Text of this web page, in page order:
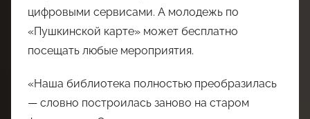
цифровыми сервисами. А молодежь по
«Пушкинской карте» может бесплатно
посещать любые мероприятия.
«Наша библиотека полностью преобразилась
— словно построилась заново на старом